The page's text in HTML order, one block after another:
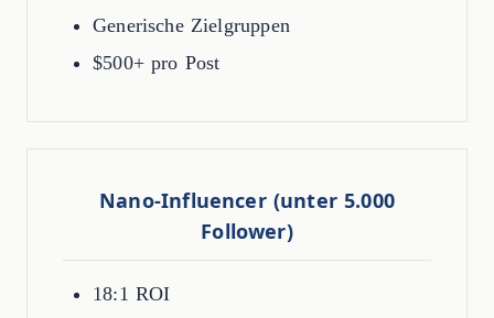
Generische Zielgruppen
$500+ pro Post
Nano-Influencer (unter 5.000
Follower)
18:1 ROI